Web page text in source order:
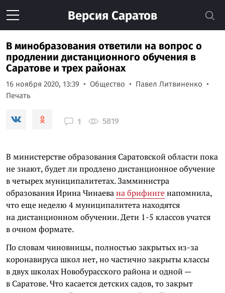
Версия Саратов
В минобразования ответили на вопрос о
продлении дистанционного обучения в
Саратове и трех районах
16 ноября 2020, 13:39 Общество
Павел Литвиненко
Печать
1 5819
В министерстве образования Саратовской области пока
не знают, будет ли продлено дистанционное обучение
в четырех муниципалитетах. Замминистра
образования Ирина Чинаевана брифингенапомнила,
что еще неделю 4 муниципалитета находятся
на дистанционном обучении. Дети 1-5 классов учатся
в очном формате.
По словам чиновницы, полностью закрытых из-за
коронавируса школ нет, но частично закрыты классы
в двух школах Новобурасского района и одной —
в Саратове. Что касается детских садов, то закрыт